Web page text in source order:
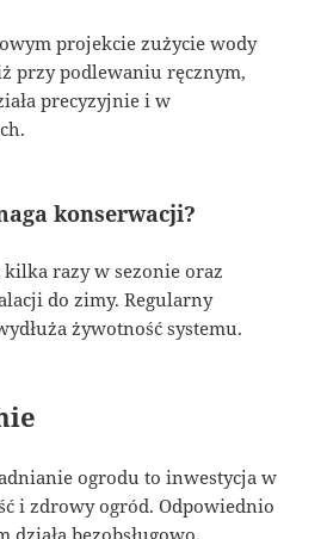
projekcie zużycie wody
przy podlewaniu ręcznym,
precyzyjnie i w
konserwacji?
razy w sezonie oraz
do zimy. Regularny
żywotność systemu.
ogrodu to inwestycja w
i zdrowy ogród. Odpowiednio